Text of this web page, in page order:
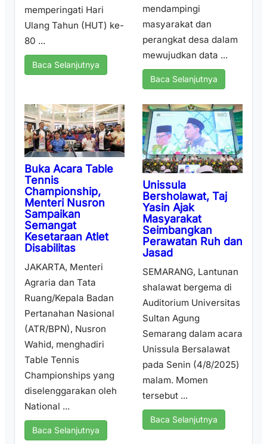
memperingati Hari
Ulang Tahun (HUT) ke-
80 ...
Baca Selanjutnya
mendampingi
masyarakat dan
perangkat desa dalam
mewujudkan data ...
Baca Selanjutnya
Buka Acara Table
Tennis
Championship,
Menteri Nusron
Sampaikan
Semangat
Kesetaraan Atlet
Disabilitas
JAKARTA, Menteri
Agraria dan Tata
Ruang/Kepala Badan
Pertanahan Nasional
(ATR/BPN), Nusron
Wahid, menghadiri
Table Tennis
Championships yang
diselenggarakan oleh
National ...
Baca Selanjutnya
Unissula
Bersholawat, Taj
Yasin Ajak
Masyarakat
Seimbangkan
Perawatan Ruh dan
Jasad
SEMARANG, Lantunan
shalawat bergema di
Auditorium Universitas
Sultan Agung
Semarang dalam acara
Unissula Bersalawat
pada Senin (4/8/2025)
malam. Momen
tersebut ...
Baca Selanjutnya